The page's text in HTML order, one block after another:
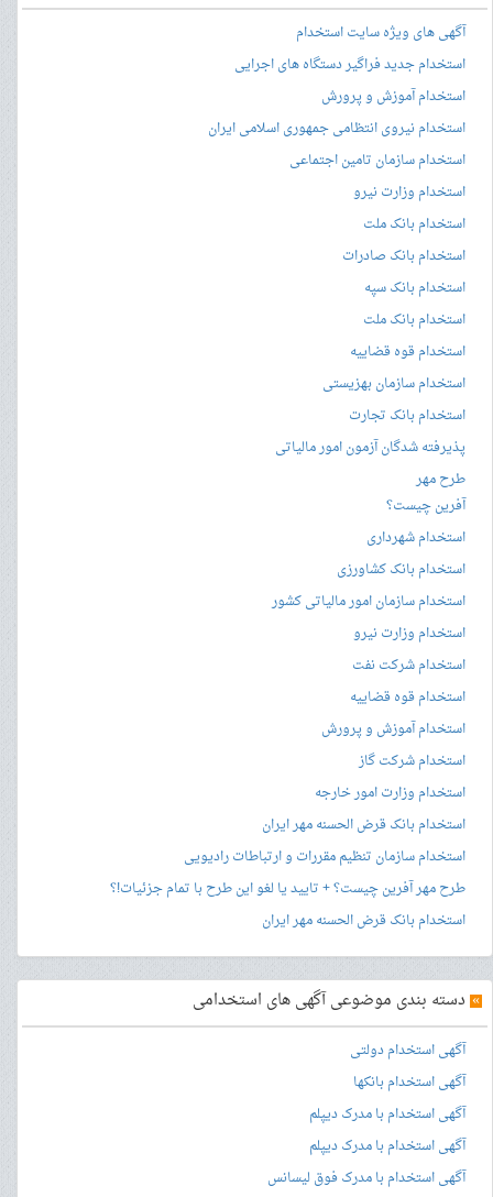
آگهی های ویژه سایت استخدام
استخدام جدید فراگیر دستگاه های اجرایی
استخدام آموزش و پرورش
استخدام نیروی انتظامی جمهوری اسلامی ایران
استخدام سازمان تامین اجتماعی
استخدام وزارت نیرو
استخدام بانک ملت
استخدام بانک صادرات
استخدام بانک سپه
استخدام بانک ملت
استخدام قوه قضاییه
استخدام سازمان بهزیستی
استخدام بانک تجارت
پذیرفته شدگان آزمون امور مالیاتی
طرح مهر
آفرین چیست؟
استخدام شهرداری
استخدام بانک کشاورزی
استخدام سازمان امور مالیاتی کشور
استخدام وزارت نیرو
استخدام شرکت نفت
استخدام قوه قضاییه
استخدام آموزش و پرورش
استخدام شرکت گاز
استخدام وزارت امور خارجه
استخدام بانک قرض الحسنه مهر ایران
استخدام سازمان تنظیم مقررات و ارتباطات رادیویی
طرح مهر آفرین چیست؟ + تایید یا لغو این طرح با تمام جزئیات!؟
استخدام بانک قرض الحسنه مهر ایران
» دسته بندی موضوعی آگهی های استخدامی
آگهی استخدام دولتی
آگهی استخدام بانکها
آگهی استخدام با مدرک دیپلم
آگهی استخدام با مدرک دیپلم
آگهی استخدام با مدرک فوق لیسانس